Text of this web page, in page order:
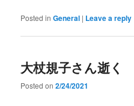
Posted in General | Leave a reply
大杖規子さん逝く
Posted on2/24/2021